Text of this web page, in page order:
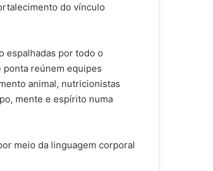
do vínculo
espalhadas por todo o
reúnem equipes
animal, nutricionistas
mente e espírito numa
meio da linguagem corporal